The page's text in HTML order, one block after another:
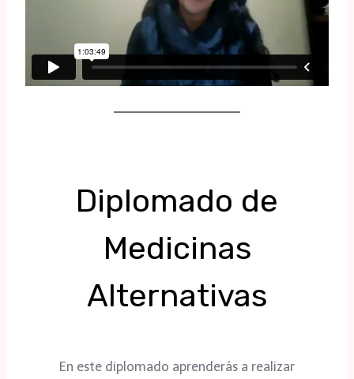
Diplomado de
Medicinas
Alternativas
En este diplomado aprenderás a realizar